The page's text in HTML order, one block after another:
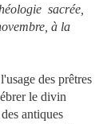
sacrée,
à la
des prêtres
le divin
antiques